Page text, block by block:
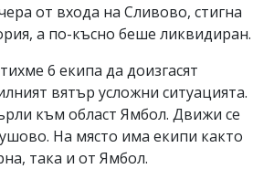
от входа на Сливово, стигна
а по-късно беше ликвидиран.
6 екипа да доизгасят
вятър усложни ситуацията.
към област Ямбол. Движи се
На място има екипи както
така и от Ямбол.